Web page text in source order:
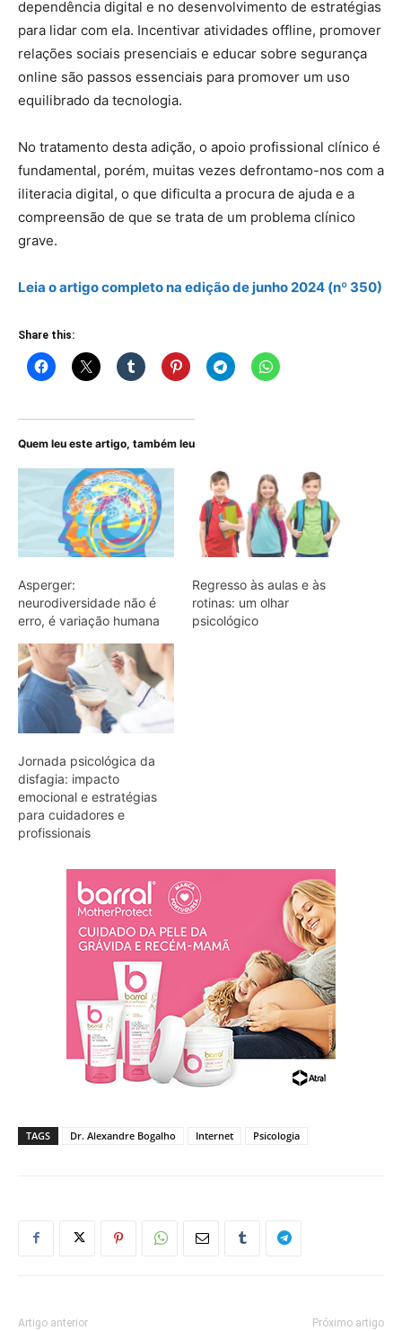
dependência digital e no desenvolvimento de estratégias
para lidar com ela. Incentivar atividades offline, promover
relações sociais presenciais e educar sobre segurança
online são passos essenciais para promover um uso
equilibrado da tecnologia.
No tratamento desta adição, o apoio profissional clínico é
fundamental, porém, muitas vezes defrontamo-nos com a
iliteracia digital, o que dificulta a procura de ajuda e a
compreensão de que se trata de um problema clínico
grave.
Leia o artigocompletona edição de junho 2024 (nº 350)
Share this:
Quem leu este artigo, também leu
Asperger:
neurodiversidade não é
erro, é variação humana
Regresso às aulas e às
rotinas: um olhar
psicológico
Jornada psicológica da
disfagia: impacto
emocional e estratégias
para cuidadores e
profissionais
TAGS Dr. Alexandre Bogalho Internet Psicologia
Artigo anterior Próximo artigo